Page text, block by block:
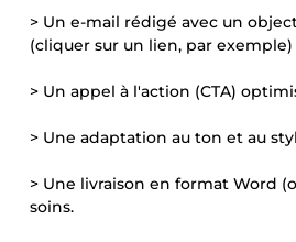
> Un e-mail rédigé avec un
(cliquer sur un lien, par
> Un appel à l'action (CTA)
> Une adaptation au ton et au
> Une livraison en format Word
soins.